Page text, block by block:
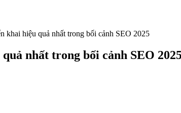
khai hiệu quả nhất trong bối cảnh SEO 2025
nhất trong bối cảnh SEO